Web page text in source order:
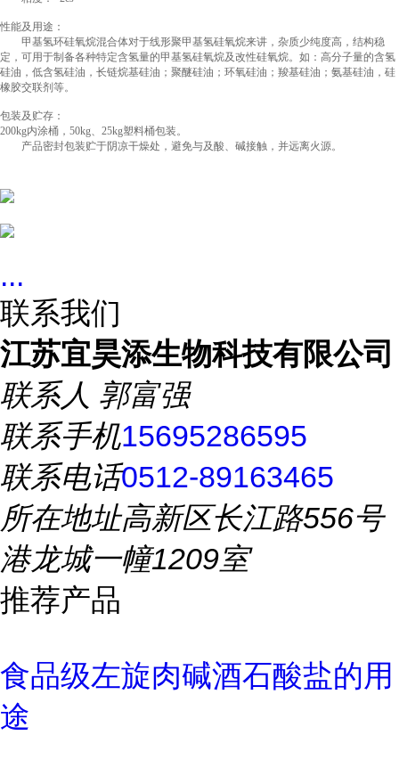
性能及用途：
甲基氢环硅氧烷混合体对于线形聚甲基氢硅氧烷来讲，杂质少纯度高，结构稳
定，可用于制备各种特定含氢量的甲基氢硅氧烷及改性硅氧烷。如：高分子量的含氢
硅油，低含氢硅油，长链烷基硅油；聚醚硅油；环氧硅油；羧基硅油；氨基硅油，硅
橡胶交联剂等。
包装及贮存：
200kg内涂桶，50kg、25kg塑料桶包装。
产品密封包装贮于阴凉干燥处，避免与及酸、碱接触，并远离火源。
...
联系我们
江苏宜昊添生物科技有限公司
联系人 郭富强
联系手机15695286595
联系电话0512-89163465
所在地址高新区长江路556号
港龙城一幢1209室
推荐产品
食品级左旋肉碱酒石酸盐的用
途